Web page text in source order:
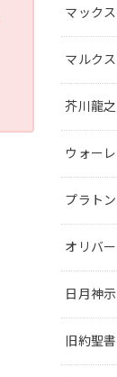
マック
マルク
芥川龍
ウォー
プラトン
オリバ
日月神示
旧約聖書